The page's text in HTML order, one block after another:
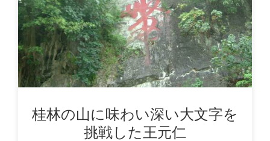
桂林の山に味わい深い大文字を
挑戦した王元仁